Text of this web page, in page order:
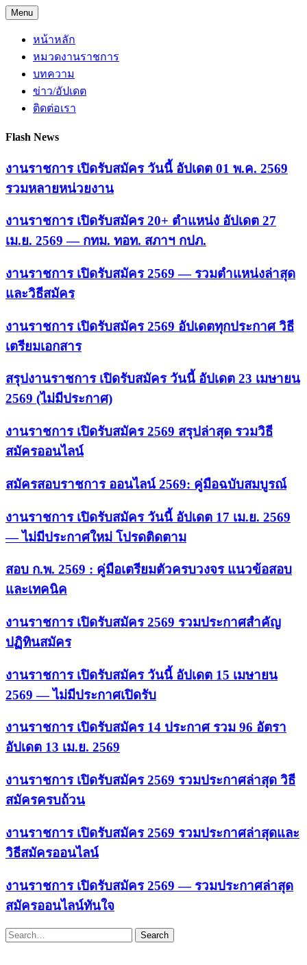
Skip
to
content
Menu
หน้าหลัก
หมวดงานราชการ
บทความ
ข่าว/อัปเดต
ติดต่อเรา
Flash News
งานราชการ เปิดรับสมัคร วันนี้ อัปเดต 01 พ.ค. 2569
รวมหลายหน่วยงาน
งานราชการ เปิดรับสมัคร 20+ ตำแหน่ง อัปเดต 27
เม.ย. 2569 — กทม. ทอท. สภาฯ กปภ.
งานราชการ เปิดรับสมัคร 2569 — รวมตำแหน่งล่าสุด
และวิธีสมัคร
งานราชการ เปิดรับสมัคร 2569 อัปเดตทุกประกาศ วิธี
เตรียมเอกสาร
สรุปงานราชการ เปิดรับสมัคร วันนี้ อัปเดต 23 เมษายน
2569 (ไม่มีประกาศ)
งานราชการ เปิดรับสมัคร 2569 สรุปล่าสุด รวมวิธี
สมัครออนไลน์
สมัครสอบราชการ ออนไลน์ 2569: คู่มือฉบับสมบูรณ์
งานราชการ เปิดรับสมัคร วันนี้ อัปเดต 17 เม.ย. 2569
— ไม่มีประกาศใหม่ โปรดติดตาม
สอบ ก.พ. 2569 : คู่มือเตรียมตัวครบวงจร แนวข้อสอบ
และเทคนิค
งานราชการ เปิดรับสมัคร 2569 รวมประกาศสำคัญ
ปฏิทินสมัคร
งานราชการ เปิดรับสมัคร วันนี้ อัปเดต 15 เมษายน
2569 — ไม่มีประกาศเปิดรับ
งานราชการ เปิดรับสมัคร 14 ประกาศ รวม 96 อัตรา
อัปเดต 13 เม.ย. 2569
งานราชการ เปิดรับสมัคร 2569 รวมประกาศล่าสุด วิธี
สมัครครบถ้วน
งานราชการ เปิดรับสมัคร 2569 รวมประกาศล่าสุดและ
วิธีสมัครออนไลน์
งานราชการ เปิดรับสมัคร 2569 — รวมประกาศล่าสุด
สมัครออนไลน์ทันใจ
Search